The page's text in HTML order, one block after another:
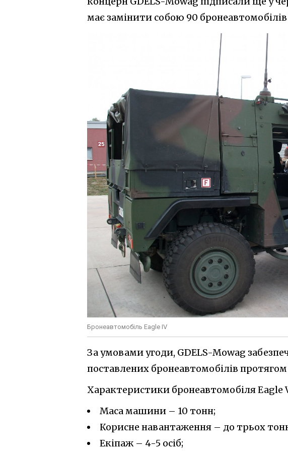
має замінити собою 90 бронеавтомобілів
Бронеавтомобіль Eagle IV
За умовами угоди, GDELS-Mowag
поставлених бронеавтомобілів протягом
Характеристики бронеавтомобіля Eagle
Маса машини – 10 тонн;
Корисне навантаження – до трьох
Екіпаж – 4-5 осіб;